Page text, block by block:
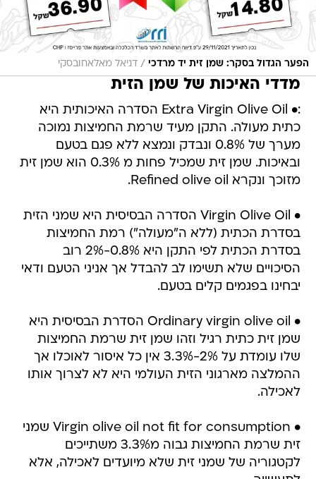
הפער הגדול בסקר: שמן זית יד מרדכי / דניאל מאלאחובסקי
מדדי האיכות של שמן הזית
:• Extra Virgin Olive Oil הסדרה האיכותית היא
כתית מעולה. התקן מעיד שרמת החמיצות נמוכה
מערך של 0.8% ונבדק ונמצא ללא פגם בטעם
ובאיכות. שמן זית שמכיל פחות מ 0.3% הוא שמן זית
מזוכך ונקרא Refined olive oil.
• Virgin Olive Oil הסדרה הבסיסית היא שמני הזית
בסדרת הכתית (ללא ה"מעולה") רמת החמיצות
בסדרת הכתית לפי התקן היא 0.8%-2% רוב
הסיכויים שלא תשימו לב להבדל אך אניני הטעם ודאי
יבחינו בפגמים קלים בטעם.
• Ordinary virgin olive oil הסדרת הבסיסית היא
שמן זית כתית רגיל וזהו שמן זית שרמת החמיצות
שלו עומדת על 2%-3.3% אין כל איסור לאוכלו אך
ההמלצה מארגוני הזית העולמי היא לא לצרוך אותו
לאכילה.
• Virgin olive oil not fit for consumption שמני
זית שרמת החמיצות גבוה מ3.3% משתייכים
לקטגוריה של שמני זית שלא מיועדים לאכילה, אלא